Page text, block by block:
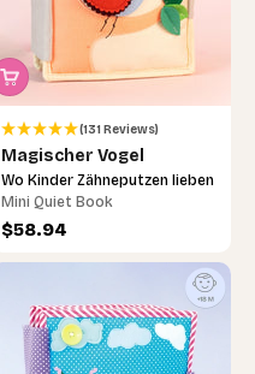
(131 Reviews)
Magischer Vogel
Wo Kinder Zähneputzen lieben
Mini Quiet Book
Angebot
$58.94